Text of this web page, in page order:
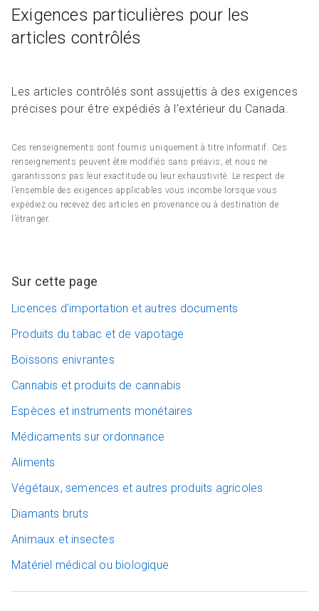
Exigences particulières pour les
articles contrôlés
Les articles contrôlés sont assujettis à des exigences
précises pour être expédiés à l’extérieur du Canada.
Ces renseignements sont fournis uniquement à titre informatif. Ces
renseignements peuvent être modifiés sans préavis, et nous ne
garantissons pas leur exactitude ou leur exhaustivité. Le respect de
l’ensemble des exigences applicables vous incombe lorsque vous
expédiez ou recevez des articles en provenance ou à destination de
l’étranger.
Sur cette page
Licences d’importation et autres documents
Produits du tabac et de vapotage
Boissons enivrantes
Cannabis et produits de cannabis
Espèces et instruments monétaires
Médicaments sur ordonnance
Aliments
Végétaux, semences et autres produits agricoles
Diamants bruts
Animaux et insectes
Matériel médical ou biologique